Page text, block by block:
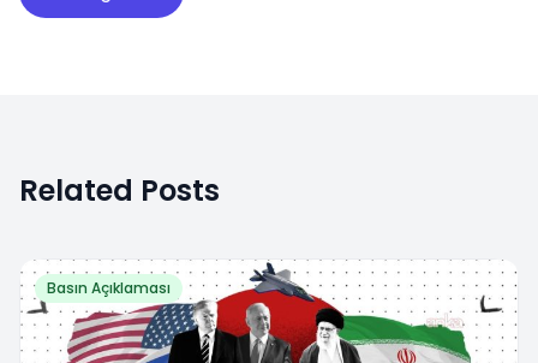
Related Posts
Basın Açıklaması